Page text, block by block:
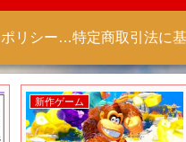
プライバシーポリシー 【Colorful Creation】
新作ゲーム